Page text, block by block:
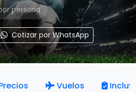
persona
Cotizar por WhatsApp
Vuelos